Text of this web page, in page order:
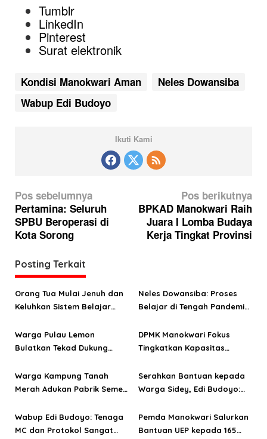
Tumblr
LinkedIn
Pinterest
Surat elektronik
Kondisi Manokwari Aman
Neles Dowansiba
Wabup Edi Budoyo
Ikuti Kami
N
a
v
i
g
a
s
i
p
o
Pos sebelumnya
Pertamina: Seluruh
SPBU Beroperasi di
Kota Sorong
Pos berikutnya
BPKAD Manokwari Raih
Juara I Lomba Budaya
Kerja Tingkat Provinsi
Posting Terkait
Orang Tua Mulai Jenuh dan
Keluhkan Sistem Belajar
Covid-19
Neles Dowansiba: Proses
Belajar di Tengah Pandemi
Besar
Warga Pulau Lemon
Bulatkan Tekad Dukung
DPMK Manokwari Fokus
Tingkatkan Kapasitas
Warga Kampung Tanah
Merah Adukan Pabrik Semen
Manokwari
Serahkan Bantuan kepada
Warga Sidey, Edi Budoyo:
Wabup Edi Budoyo: Tenaga
MC dan Protokol Sangat
Pemda Manokwari Salurkan
Bantuan UEP kepada 165